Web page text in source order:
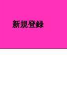
新規登録